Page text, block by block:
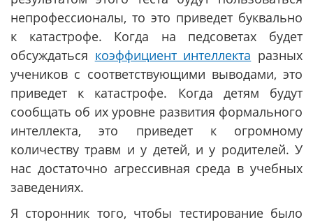
непрофессионалы, то это приведет буквально
к катастрофе. Когда на педсоветах будет
обсуждаться коэффициент интеллекта разных
учеников с соответствующими выводами, это
приведет к катастрофе. Когда детям будут
сообщать об их уровне развития формального
интеллекта, это приведет к огромному
количеству травм и у детей, и у родителей. У
нас достаточно агрессивная среда в учебных
заведениях.
Я сторонник того, чтобы тестирование было